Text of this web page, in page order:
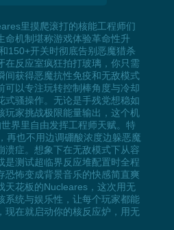
里摸爬滚打的核能工程师们
命机制堪称游戏体验革命性升
150+开关时彻底告别恶魔猎杀
在反应室疯狂拍打玻璃，你只需
间获得恶魔抗性免疫和无敌模式
可以专注玩转控制棒角度与冷却
式骚操作。无论是手残党想稳如
玩家挑战极限能量输出，这个机
界里自由发挥工程师天赋。特
再也不用边调硼酸浓度边躲恶魔
溃症。想象下在无敌模式下从容
是测试超临界反应堆配置时全程
恐怖变成背景音乐的快感简直爽
天花板的Nucleares，这次用无
系统与娱乐性，让每个玩家都能
现在就启动你的核反应炉，用无